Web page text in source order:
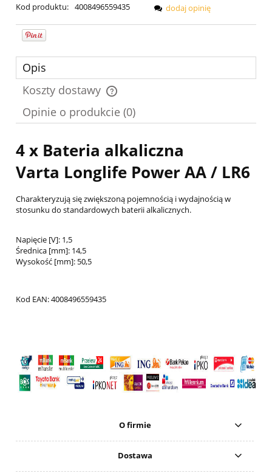
Kod produktu: 4008496559435
dodaj opinię
Opis
Koszty dostawy
Cena nie zawiera ewentualnych kosztów płatności
Opinie o produkcie (0)
4 x Bateria alkaliczna
Varta Longlife PowerAA / LR6
Charakteryzują się zwiększoną pojemnością i wydajnością w
stosunku do standardowych baterii alkalicznych.
Napięcie [V]: 1,5
Średnica [mm]: 14,5
Wysokość [mm]: 50,5
Kod EAN: 4008496559435
O firmie
Dostawa